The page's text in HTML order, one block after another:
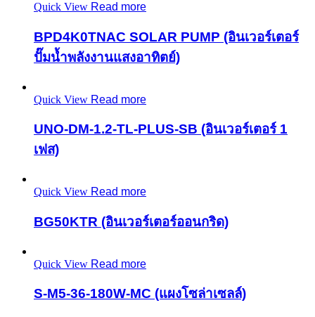
Quick View Read more
BPD4K0TNAC SOLAR PUMP (อินเวอร์เตอร์
ปั๊มน้ำพลังงานแสงอาทิตย์)
Quick View Read more
UNO-DM-1.2-TL-PLUS-SB (อินเวอร์เตอร์ 1
เฟส)
Quick View Read more
BG50KTR (อินเวอร์เตอร์ออนกริด)
Quick View Read more
S-M5-36-180W-MC (แผงโซล่าเซลล์)